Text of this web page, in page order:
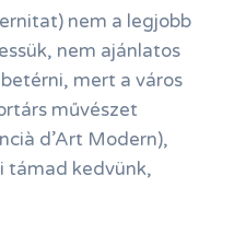
nem a legjobb
nem ajánlatos
mert a város
művészet
d’Art Modern),
támad kedvünk,